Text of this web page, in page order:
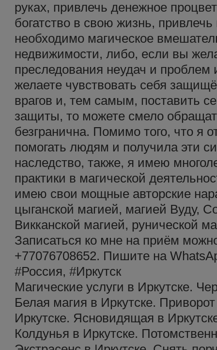
руках, привлечь денежное
богатство в свою жизнь,
необходимо магическое
недвижимости, либо, если вы
преследования неудач и проблем
желаете чувствовать себя
врагов и, тем самым, поставить
защиты, то можете смело
безгранична. Помимо того, что я
помогать людям и получила эти
наследство, также, я имею
практики в магической
имею свои мощные авторские
цыганской магией, магией Вуду,
Викканской магией, рунической
Записаться ко мне на приём
+77076708652. Пишите на
#Россия, #Иркутск
Магические услуги в Иркутске.
Белая магия в Иркутске.
Иркутске. Ясновидящая в
Колдунья в Иркутске.